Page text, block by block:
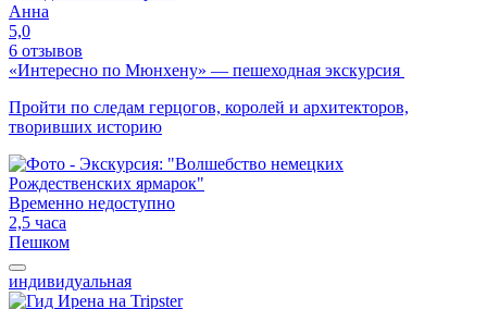
Анна
5,0
6 отзывов
«Интересно по Мюнхену» — пешеходная экскурсия
Пройти по следам герцогов, королей и архитекторов,
творивших историю
Временно недоступно
2,5 часа
Пешком
индивидуальная